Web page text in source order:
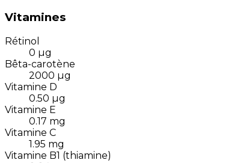
Vitamines
Rétinol
0 µg
Bêta-carotène
2000 µg
Vitamine D
0.50 µg
Vitamine E
0.17 mg
Vitamine C
1.95 mg
Vitamine B1 (thiamine)